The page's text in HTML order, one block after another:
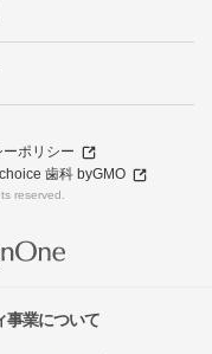
ポリシー
歯科 byGMO
reserved.
事業について